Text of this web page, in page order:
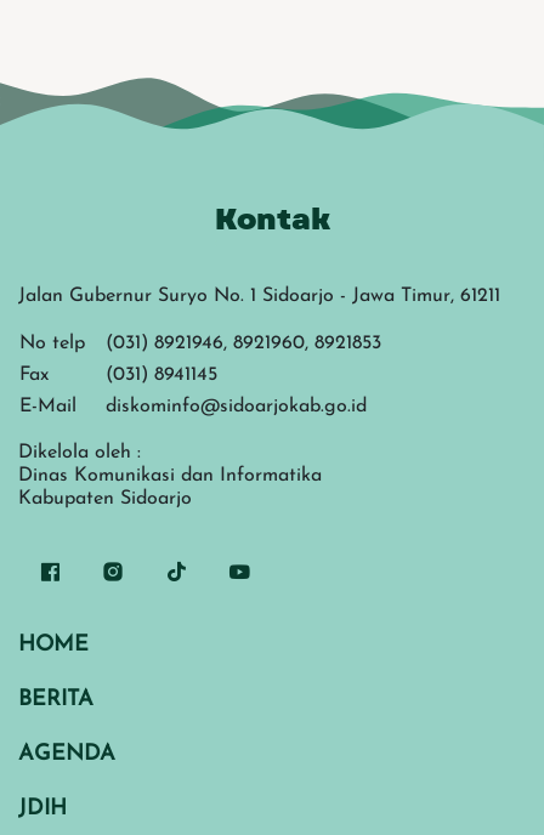
Kontak
Jalan Gubernur Suryo No. 1 Sidoarjo - Jawa Timur, 61211
No telp
(031) 8921946, 8921960, 8921853
Fax
(031) 8941145
E-Mail
diskominfo@sidoarjokab.go.id
Dikelola oleh :
Dinas Komunikasi dan Informatika
Kabupaten Sidoarjo
HOME
BERITA
AGENDA
JDIH